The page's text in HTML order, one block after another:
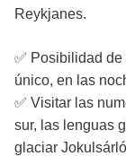
Reykjanes.
​✅​ Posibilidad
único, en las
✅ Visitar las
sur, las lenguas
glaciar